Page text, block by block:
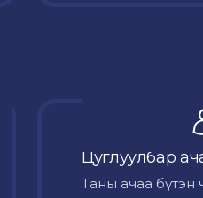
Цуглуулбар
Таны ачаа бүтэн